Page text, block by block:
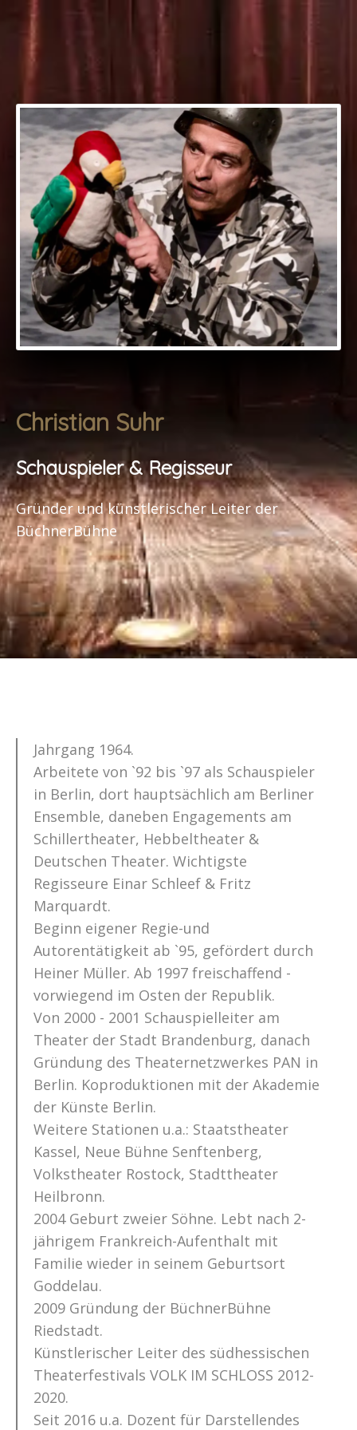
Christian Suhr
Schauspieler & Regisseur
Gründer und künstlerischer Leiter der
BüchnerBühne
Jahrgang 1964.
Arbeitete von `92 bis `97 als Schauspieler
in Berlin, dort hauptsächlich am Berliner
Ensemble, daneben Engagements am
Schillertheater, Hebbeltheater &
Deutschen Theater. Wichtigste
Regisseure Einar Schleef & Fritz
Marquardt.
Beginn eigener Regie-und
Autorentätigkeit ab `95, gefördert durch
Heiner Müller. Ab 1997 freischaffend -
vorwiegend im Osten der Republik.
Von 2000 - 2001 Schauspielleiter am
Theater der Stadt Brandenburg, danach
Gründung des Theaternetzwerkes PAN in
Berlin. Koproduktionen mit der Akademie
der Künste Berlin.
Weitere Stationen u.a.: Staatstheater
Kassel, Neue Bühne Senftenberg,
Volkstheater Rostock, Stadttheater
Heilbronn.
2004 Geburt zweier Söhne. Lebt nach 2-
jährigem Frankreich-Aufenthalt mit
Familie wieder in seinem Geburtsort
Goddelau.
2009 Gründung der BüchnerBühne
Riedstadt.
Künstlerischer Leiter des südhessischen
Theaterfestivals VOLK IM SCHLOSS 2012-
2020.
Seit 2016 u.a. Dozent für Darstellendes